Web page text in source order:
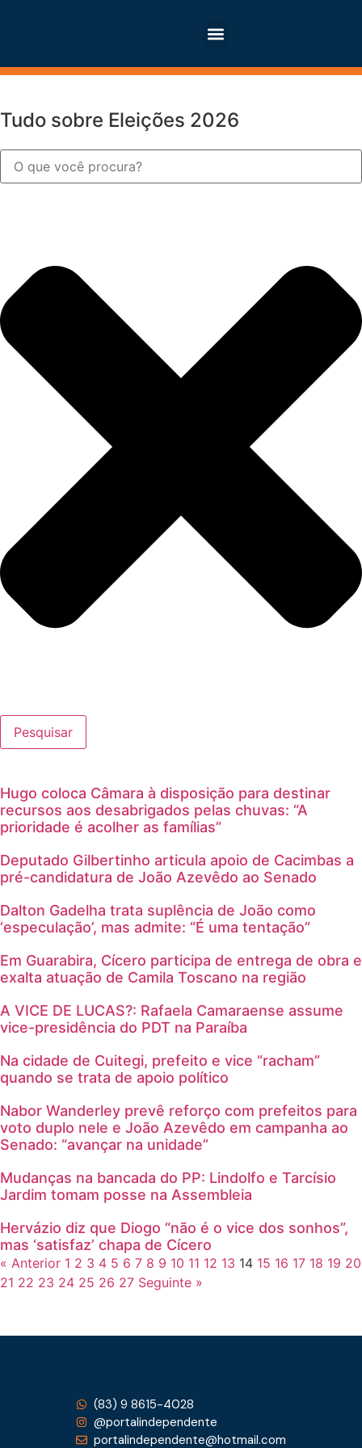
Tudo sobre Eleições 2026
Pesquisar
Hugo coloca Câmara à disposição para destinar
recursos aos desabrigados pelas chuvas: “A
prioridade é acolher as famílias”
Deputado Gilbertinho articula apoio de Cacimbas a
pré-candidatura de João Azevêdo ao Senado
Dalton Gadelha trata suplência de João como
‘especulação’, mas admite: “É uma tentação”
Em Guarabira, Cícero participa de entrega de obra e
exalta atuação de Camila Toscano na região
A VICE DE LUCAS?: Rafaela Camaraense assume
vice-presidência do PDT na Paraíba
Na cidade de Cuitegi, prefeito e vice “racham”
quando se trata de apoio político
Nabor Wanderley prevê reforço com prefeitos para
voto duplo nele e João Azevêdo em campanha ao
Senado: “avançar na unidade”
Mudanças na bancada do PP: Lindolfo e Tarcísio
Jardim tomam posse na Assembleia
Hervázio diz que Diogo “não é o vice dos sonhos”,
mas ‘satisfaz’ chapa de Cícero
« Anterior 1 2 3 4 5 6 7 8 9 10 11 12 13 14 15 16 17 18 19 20
21 22 23 24 25 26 27 Seguinte »
(83) 9 8615-4028
@portalindependente
portalindependente@hotmail.com